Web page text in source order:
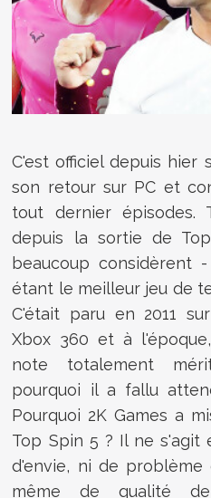
C'est officiel depuis hier
son retour sur PC et
tout dernier épisodes.
depuis la sortie de
beaucoup considèrent
étant le meilleur jeu de
C'était paru en 2011
Xbox 360 et à
note totalement
pourquoi il a fallu
Pourquoi 2K Games a
Top Spin 5 ? Il ne s'agit
d'envie, ni de
même de qualité